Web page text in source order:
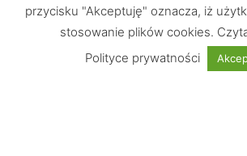
Chętnie odpowiemy na Wasze
przycisku "Akceptuję" oznacza, iż
stosowanie plików cookies.
Polityce prywatności